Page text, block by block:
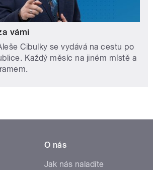
vámi
Cibulky se vydává na cestu po
Každý měsíc na jiném místě a
O nás
Jak nás naladíte